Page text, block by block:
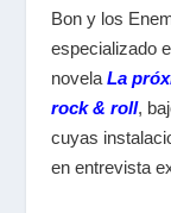
Bon y los
especializado
novela La
rock & roll,
cuyas
en entrevista